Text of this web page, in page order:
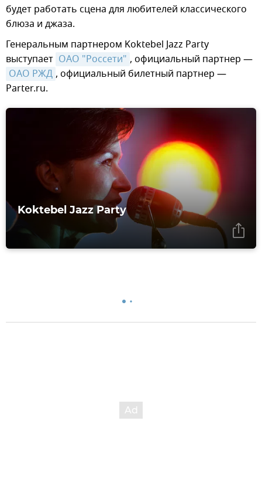
будет работать сцена для любителей классического
блюза и джаза.
Генеральным партнером Koktebel Jazz Party
выступает ОАО "Россети" , официальный партнер —
ОАО РЖД , официальный билетный партнер —
Parter.ru.
Koktebel Jazz Party